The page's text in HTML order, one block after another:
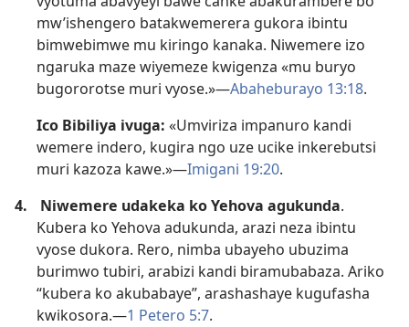
mw’ishengero batakwemerera gukora ibintu
bimwebimwe mu kiringo kanaka. Niwemere izo
ngaruka maze wiyemeze kwigenza «mu buryo
bugororotse muri vyose.»​—Abaheburayo 13:18.
Ico Bibiliya ivuga: «Umviriza impanuro kandi
wemere indero, kugira ngo uze ucike inkerebutsi
muri kazoza kawe.»​—Imigani 19:20.
4.
Niwemere udakeka ko Yehova agukunda.
Kubera ko Yehova adukunda, arazi neza ibintu
vyose dukora. Rero, nimba ubayeho ubuzima
burimwo tubiri, arabizi kandi biramubabaza. Ariko
“kubera ko akubabaye”, arashashaye kugufasha
kwikosora.​—1 Petero 5:7.